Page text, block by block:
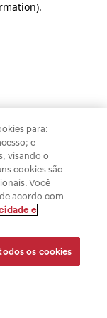
.
para:
e
visando o
cookies são
Você
acordo com
e
os cookies